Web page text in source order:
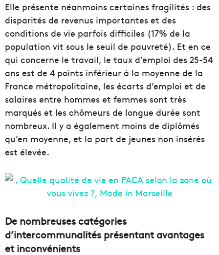
Elle présente néanmoins certaines fragilités : des
disparités de revenus importantes et des
conditions de vie parfois difficiles (17% de la
population vit sous le seuil de pauvreté). Et en ce
qui concerne le travail, le taux d’emploi des 25-54
ans est de 4 points inférieur à la moyenne de la
France métropolitaine, les écarts d’emploi et de
salaires entre hommes et femmes sont très
marqués et les chômeurs de longue durée sont
nombreux. Il y a également moins de diplômés
qu’en moyenne, et la part de jeunes non insérés
est élevée.
De nombreuses catégories
d’intercommunalités présentant avantages
et inconvénients